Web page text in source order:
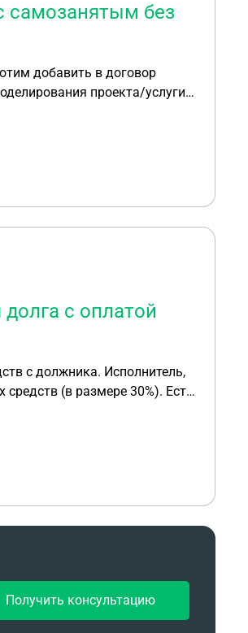
самозанятым без
с оплатой
(в размере 30%). Есть
Получить консультацию